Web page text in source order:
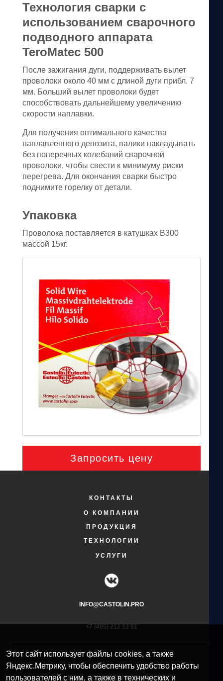
Технология сварки с
использованием сварочного
подводного аппарата
TeroMatec 500
После зажигания дуги, поддерживать вылет
проволоки около 40 мм с длиной дуги прибл. 7
мм. Больший вылет проволоки будет
способствовать дальнейшему увеличению
скорости наплавки.
Для получения оптимального качества
наплавленного депозита, валики накладывать
без поперечных колебаний сварочной
проволоки, чтобы свести к минимуму риски
перегрева. Для окончания сварки быстро
поднимите горелку от детали.
Упаковка
Проволока поставляется в катушках В300
массой 15кг.
Запросить цену
КОНТАКТЫ
О КОМПАНИИ
ПРОДУКЦИЯ
ТЕХНОЛОГИИ
УСЛУГИ
INFO@CASTOLIN.PRO
+7 (495) 212 13 51​
© 2025 CASTOLIN EUTECTIC
ПОЛИТИКА КОНФИДЕНЦИАЛЬНОСТИ
Этот сайт использует файлы cookies, а также
Яндекс.Метрику, чтобы обеспечить удобство работы
пользователей с ним, а также в технических и